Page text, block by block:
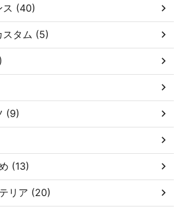
ス (40)
タム (5)
(9)
(13)
リア (20)